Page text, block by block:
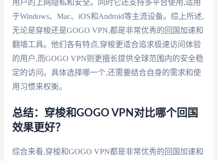
用户的上网隐私和安全。同时它还支持多平台使用,适用
于Windows、Mac、iOS和Android等主流设备。综上所述,
无论是穿梭还是GOGO VPN,都是非常优秀的回国加速和
翻墙工具。他们各有特点,穿梭更适合追求极速访问体验
的用户,而GOGO VPN则更擅长提供全球范围内的安全稳
定的访问。具体选择哪一个,还需要结合自身的需求和使
用习惯来权衡。
总结：穿梭和GOGO VPN对比哪个回国
效果更好？
综合来看,穿梭和GOGO VPN都是非常优秀的回国加速和